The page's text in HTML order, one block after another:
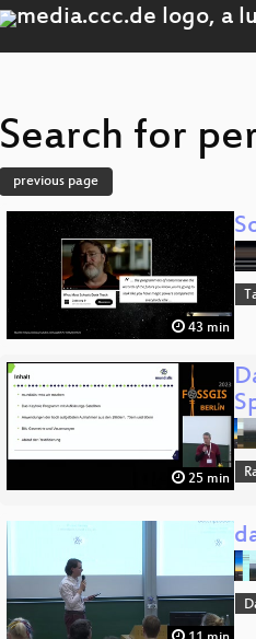
Search for
previous page
43 min
25 min